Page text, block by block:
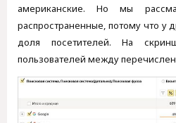
американские. Но мы
распространенные, потому что у
доля посетителей. На
пользователей между